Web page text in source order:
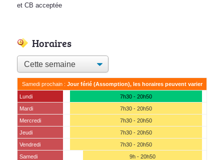
et CB acceptée
Horaires
Samedi prochain : Jour férié (Assomption), les horaires peuvent varier
Lundi
7h30 - 20h50
Mardi
7h30 - 20h50
Mercredi
7h30 - 20h50
Jeudi
7h30 - 20h50
Vendredi
7h30 - 20h50
Samedi
9h - 20h50